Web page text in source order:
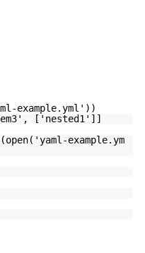
example.yml'))
['nested1']]
example.ym